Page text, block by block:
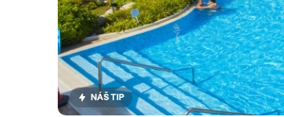
NÁŠ TIP